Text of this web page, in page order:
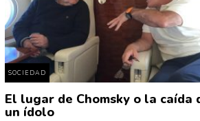
SOCIEDAD
El lugar de Chomsky o la caída
un ídolo